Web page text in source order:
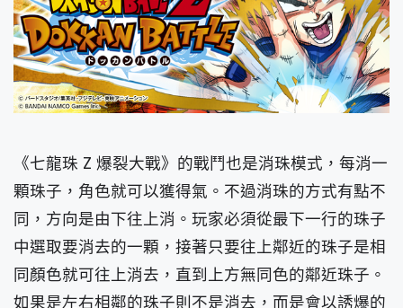
《七龍珠 Z 爆裂大戰》的戰鬥也是消珠模式，每消一
顆珠子，角色就可以獲得氣。不過消珠的方式有點不
同，方向是由下往上消。玩家必須從最下一行的珠子
中選取要消去的一顆，接著只要往上鄰近的珠子是相
同顏色就可往上消去，直到上方無同色的鄰近珠子。
如果是左右相鄰的珠子則不是消去，而是會以誘爆的